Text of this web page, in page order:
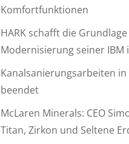
Komfortfunktionen
HARK schafft die
Modernisierung seiner IBM
Kanalsanierungsarbeiten in
beendet
McLaren Minerals: CEO
Titan, Zirkon und Seltene